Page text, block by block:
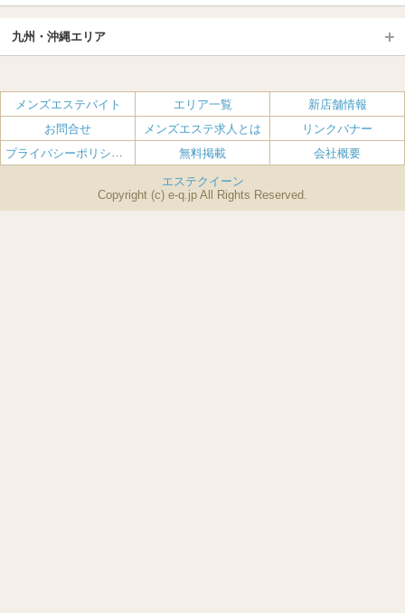
池袋・大塚
新宿
恵比寿・目黒・自由が丘
赤坂・麻布・六本木
品川・五反田・蒲田
銀座・東京・新橋
飯田橋・水道橋・市ヶ谷
神田・秋葉原・人形町
上野・鶯谷
赤羽・板橋
北陸
名古屋TOP
丸の内・久屋・高岳
大須・上前津・鶴舞
新栄町・東新町
千種・今池・黒川・大曽根
金山・熱田
一宮・津島・小牧
刈谷・安城・岡崎・豊橋
京都駅・伏見区
烏丸御池駅
四条烏丸・河原町・祇園四条
三条・京都市役所前
大阪エリア
梅田・北新地
肥後橋・淀屋橋・北浜
南森町・天満・京橋
日本橋（大阪市）
堺筋本町・本町
新大阪・十三・南方
広島
岡山
香川（高松）
愛媛（松山）
徳島
高知
九州・沖縄エリア
福岡
佐賀
長崎
熊本
大分
鹿児島
メンズエステバイト エリア一覧
新店舗情報
お問合せ
メンズエステ求人とは
リンクバナー
プライバシーポリシー・利用規約
無料掲載 会社概要
エステクイーン
Copyright (c) e-q.jp All Rights Reserved.